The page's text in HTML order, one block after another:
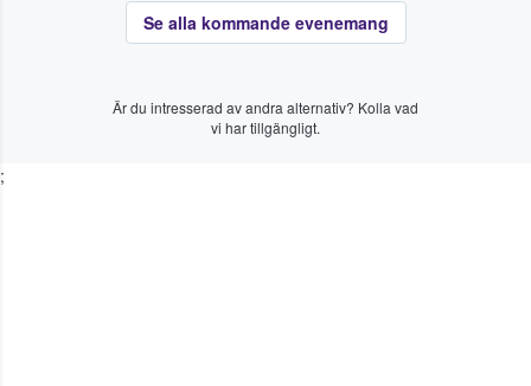
Se alla kommande evenemang
Är du intresserad av andra alternativ? Kolla vad
vi har tillgängligt.
;